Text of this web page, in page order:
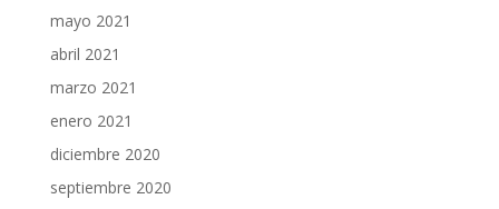
mayo 2021
abril 2021
marzo 2021
enero 2021
diciembre 2020
septiembre 2020